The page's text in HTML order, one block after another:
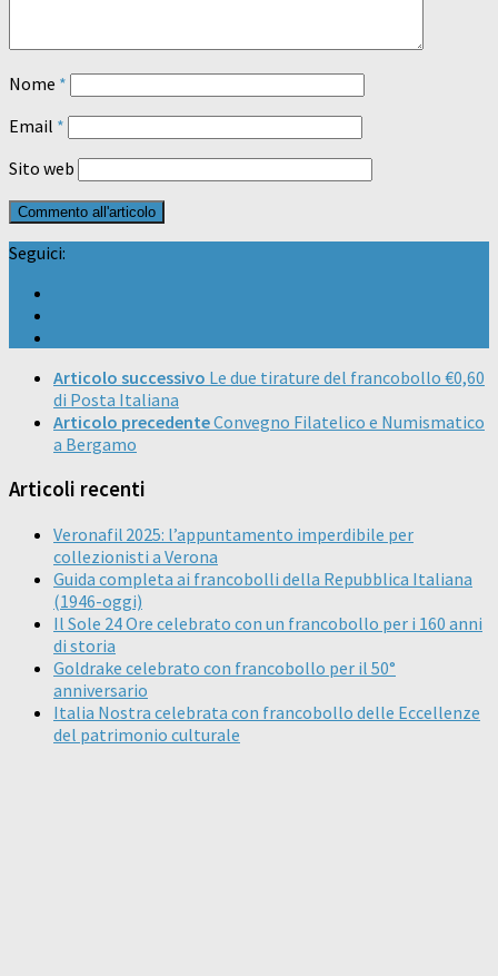
Nome *
Email *
Sito web
Seguici:
Articolo successivo Le due tirature del francobollo €0,60
di Posta Italiana
Articolo precedenteConvegno Filatelico e Numismatico
a Bergamo
Articoli recenti
Veronafil 2025: l’appuntamento imperdibile per
collezionisti a Verona
Guida completa ai francobolli della Repubblica Italiana
(1946-oggi)
Il Sole 24 Ore celebrato con un francobollo per i 160 anni
di storia
Goldrake celebrato con francobollo per il 50°
anniversario
Italia Nostra celebrata con francobollo delle Eccellenze
del patrimonio culturale